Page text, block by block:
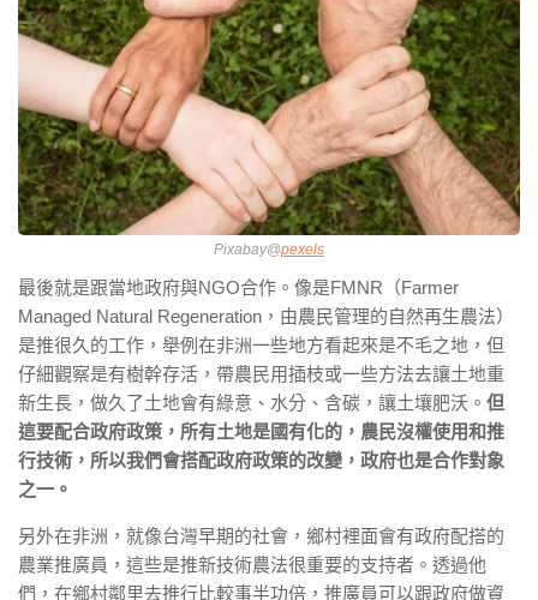
Pixabay@pexels
最後就是跟當地政府與NGO合作。像是FMNR（Farmer
Managed Natural Regeneration，由農民管理的自然再生農法）
是推很久的工作，舉例在非洲一些地方看起來是不毛之地，但
仔細觀察是有樹幹存活，帶農民用插枝或一些方法去讓土地重
新生長，做久了土地會有綠意、水分、含碳，讓土壤肥沃。 但
這要配合政府政策，所有土地是國有化的，農民沒權使用和推
行技術，所以我們會搭配政府政策的改變，政府也是合作對象
之一。
另外在非洲，就像台灣早期的社會，鄉村裡面會有政府配搭的
農業推廣員，這些是推新技術農法很重要的支持者。透過他
們，在鄉村鄰里去推行比較事半功倍，推廣員可以跟政府做資